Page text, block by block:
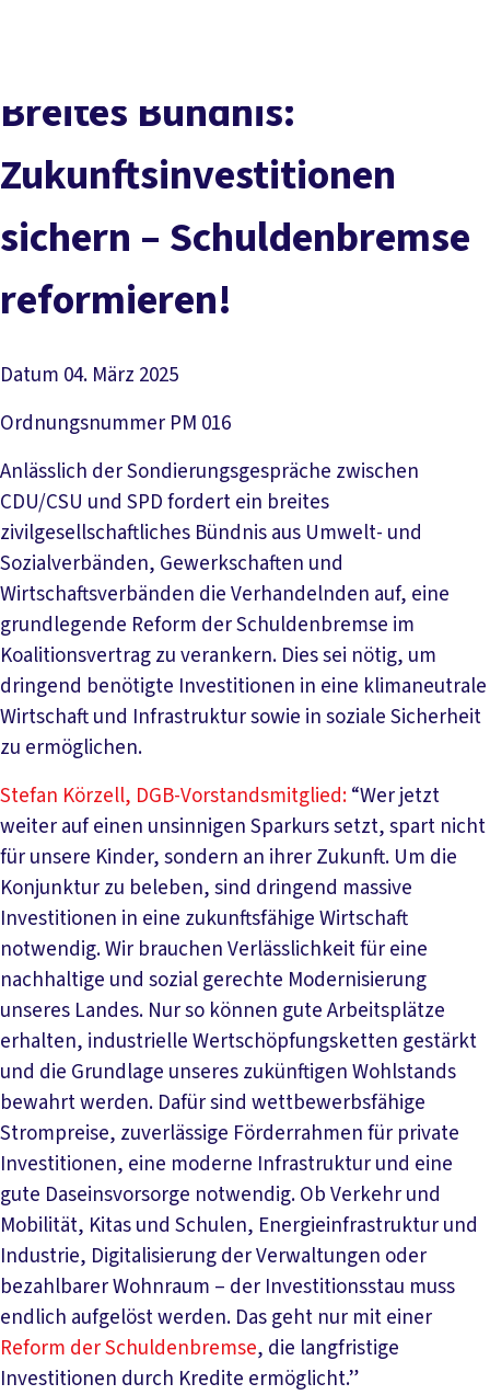
Service
Breites Bündnis:
Zukunftsinvestitionen
sichern – Schuldenbremse
reformieren!
Datum 04. März 2025
Ordnungsnummer PM 016
Anlässlich der Sondierungsgespräche zwischen
CDU/CSU und SPD fordert ein breites
zivilgesellschaftliches Bündnis aus Umwelt- und
Sozialverbänden, Gewerkschaften und
Wirtschaftsverbänden die Verhandelnden auf, eine
grundlegende Reform der Schuldenbremse im
Koalitionsvertrag zu verankern. Dies sei nötig, um
dringend benötigte Investitionen in eine klimaneutrale
Wirtschaft und Infrastruktur sowie in soziale Sicherheit
zu ermöglichen.
Stefan Körzell, DGB-Vorstandsmitglied:“Wer jetzt
weiter auf einen unsinnigen Sparkurs setzt, spart nicht
für unsere Kinder, sondern an ihrer Zukunft. Um die
Konjunktur zu beleben, sind dringend massive
Investitionen in eine zukunftsfähige Wirtschaft
notwendig. Wir brauchen Verlässlichkeit für eine
nachhaltige und sozial gerechte Modernisierung
unseres Landes. Nur so können gute Arbeitsplätze
erhalten, industrielle Wertschöpfungsketten gestärkt
und die Grundlage unseres zukünftigen Wohlstands
bewahrt werden. Dafür sind wettbewerbsfähige
Strompreise, zuverlässige Förderrahmen für private
Investitionen, eine moderne Infrastruktur und eine
gute Daseinsvorsorge notwendig. Ob Verkehr und
Mobilität, Kitas und Schulen, Energieinfrastruktur und
Industrie, Digitalisierung der Verwaltungen oder
bezahlbarer Wohnraum – der Investitionsstau muss
endlich aufgelöst werden. Das geht nur mit einer
Reform der Schuldenbremse, die langfristige
Investitionen durch Kredite ermöglicht.”